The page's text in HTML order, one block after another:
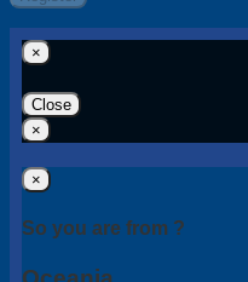
×
Close
×
×
So you are from ?